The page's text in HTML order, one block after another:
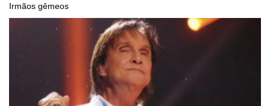
Irmãos gêmeos